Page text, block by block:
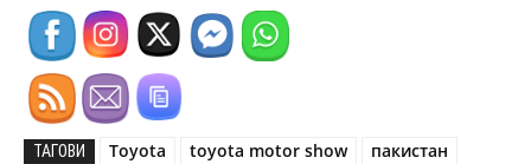
ТАГОВИ Toyota toyota motor show
пакистан